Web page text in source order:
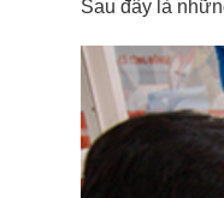
Sau đây là